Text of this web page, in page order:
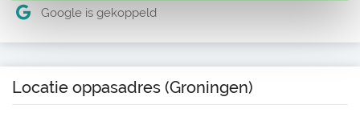
Google is gekoppeld
Locatie oppasadres (Groningen)